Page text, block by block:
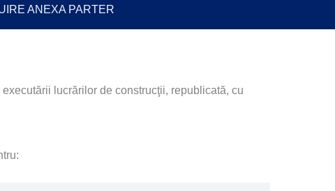
ANEXA PARTER
lucrărilor de construcţii, republicată, cu